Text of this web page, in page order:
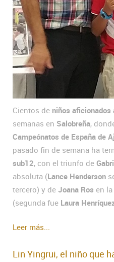
Cientos de niños aficionados
semanas en Salobreña,
Campeónatos de España de
pasado fin de semana ha
sub12, con el triunfo de
absoluta (Lance Henderson
tercero) y de Joana Ros en
(segunda fue Laura
Leer más...
Lin Yingrui, el niño que